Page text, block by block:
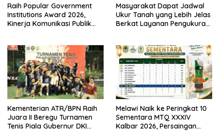
Raih Popular Government
Institutions Award 2026,
Kinerja Komunikasi Publik
Masyarakat Dapat Jadwal
Ukur Tanah yang Lebih Jelas
Berkat Layanan Pengukuran
Kementerian ATR/BPN Raih
Juara II Beregu Turnamen
Tenis Piala Gubernur DKI
Melawi Naik ke Peringkat 10
Sementara MTQ XXXIV
Kalbar 2026, Persaingan